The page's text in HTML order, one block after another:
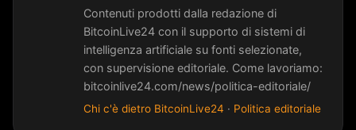
Contenuti prodotti dalla redazione di
BitcoinLive24 con il supporto di sistemi di
intelligenza artificiale su fonti selezionate,
con supervisione editoriale. Come lavoriamo:
bitcoinlive24.com/news/politica-editoriale/
Chi c'è dietro BitcoinLive24 · Politica editoriale